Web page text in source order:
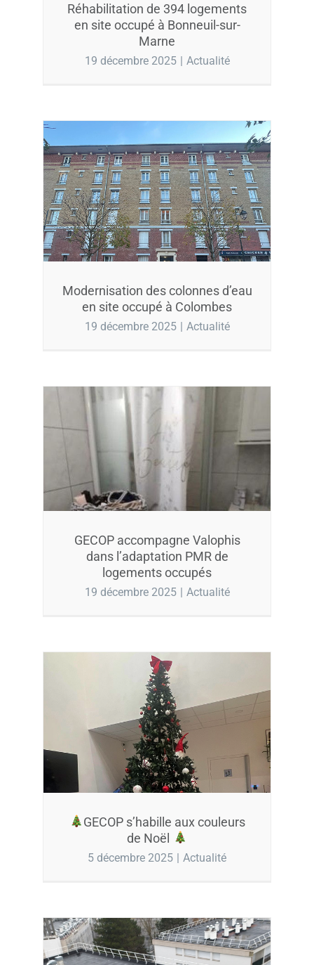
Réhabilitation de 394 logements
en site occupé à Bonneuil-sur-
Marne
19 décembre 2025 | Actualité
Modernisation des colonnes d’eau
en site occupé à Colombes
19 décembre 2025 | Actualité
GECOP accompagne Valophis
dans l’adaptation PMR de
logements occupés
19 décembre 2025 | Actualité
GECOP s’habille aux couleurs
de Noël
5 décembre 2025 | Actualité